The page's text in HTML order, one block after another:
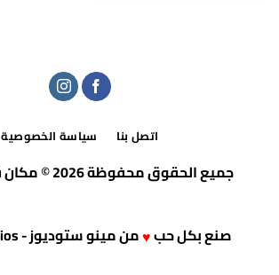
الخيارات
على
المنتجاتصل بنا سياسة الخصوصية
جميع الحقوق محفوظة 2026 © مكان فوتوسيشن
صنع بكل حب♥منمينو ستوديوز - MENO Studios